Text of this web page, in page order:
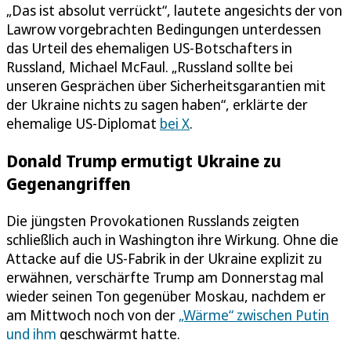
„Das ist absolut verrückt“, lautete angesichts der von
Lawrow vorgebrachten Bedingungen unterdessen
das Urteil des ehemaligen US-Botschafters in
Russland, Michael McFaul. „Russland sollte bei
unseren Gesprächen über Sicherheitsgarantien mit
der Ukraine nichts zu sagen haben“, erklärte der
ehemalige US-Diplomat bei X.
Donald Trump ermutigt Ukraine zu
Gegenangriffen
Die jüngsten Provokationen Russlands zeigten
schließlich auch in Washington ihre Wirkung. Ohne die
Attacke auf die US-Fabrik in der Ukraine explizit zu
erwähnen, verschärfte Trump am Donnerstag mal
wieder seinen Ton gegenüber Moskau, nachdem er
am Mittwoch noch von der „Wärme“ zwischen Putin
und ihm geschwärmt hatte.